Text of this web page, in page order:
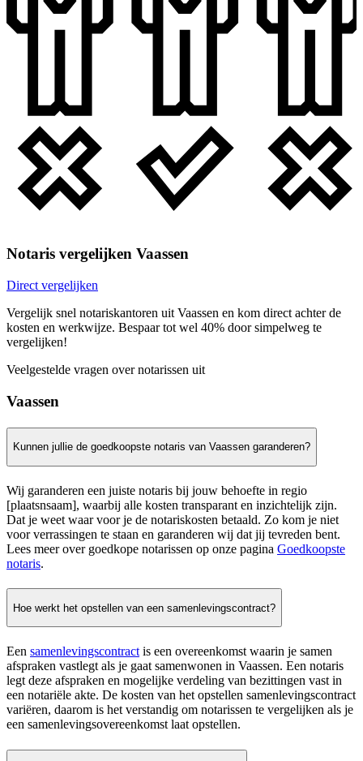
Notaris vergelijken Vaassen
Direct vergelijken
Vergelijk snel notariskantoren uit Vaassen en kom direct achter de
kosten en werkwijze. Bespaar tot wel 40% door simpelweg te
vergelijken!
Veelgestelde vragen over notarissen uit
Vaassen
Kunnen jullie de goedkoopste notaris van Vaassen garanderen?
Wij garanderen een juiste notaris bij jouw behoefte in regio
[plaatsnsaam], waarbij alle kosten transparant en inzichtelijk zijn.
Dat je weet waar voor je de notariskosten betaald. Zo kom je niet
voor verrassingen te staan en garanderen wij dat jij tevreden bent.
Lees meer over goedkope notarissen op onze pagina Goedkoopste
notaris.
Hoe werkt het opstellen van een samenlevingscontract?
Een samenlevingscontract is een overeenkomst waarin je samen
afspraken vastlegt als je gaat samenwonen in Vaassen. Een notaris
legt deze afspraken en mogelijke verdeling van bezittingen vast in
een notariële akte. De kosten van het opstellen samenlevingscontract
variëren, daarom is het verstandig om notarissen te vergelijken als je
een samenlevingsovereenkomst laat opstellen.